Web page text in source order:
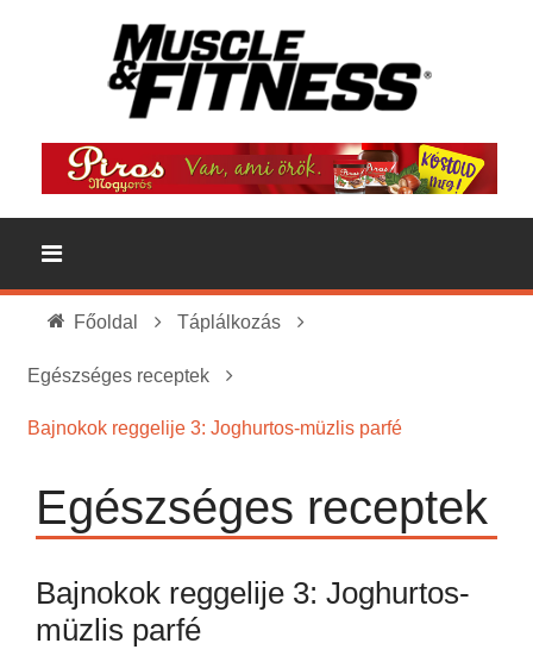
Főoldal Táplálkozás
Egészséges receptek
Bajnokok reggelije 3: Joghurtos-müzlis parfé
Egészséges receptek
Bajnokok reggelije 3: Joghurtos-
müzlis parfé